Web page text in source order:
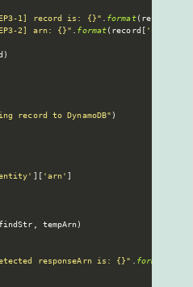
1] record is: {}" . format( record
2] arn: {}" . format( record
)
record to DynamoDB" )
'arn'
findStr , tempArn)
responseArn is: {}" . format